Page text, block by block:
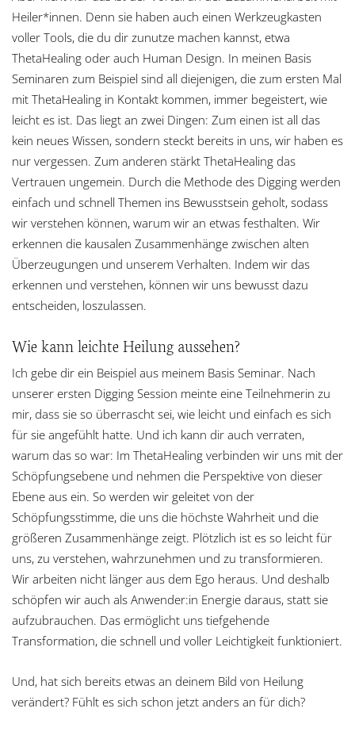
Heiler*innen. Denn sie haben auch einen Werkzeugkasten
voller Tools, die du dir zunutze machen kannst, etwa
ThetaHealing oder auch Human Design. In meinen Basis
Seminaren zum Beispiel sind all diejenigen, die zum ersten Mal
mit ThetaHealing in Kontakt kommen, immer begeistert, wie
leicht es ist. Das liegt an zwei Dingen: Zum einen ist all das
kein neues Wissen, sondern steckt bereits in uns, wir haben es
nur vergessen. Zum anderen stärkt ThetaHealing das
Vertrauen ungemein. Durch die Methode des Digging werden
einfach und schnell Themen ins Bewusstsein geholt, sodass
wir verstehen können, warum wir an etwas festhalten. Wir
erkennen die kausalen Zusammenhänge zwischen alten
Überzeugungen und unserem Verhalten. Indem wir das
erkennen und verstehen, können wir uns bewusst dazu
entscheiden, loszulassen.
Wie kann leichte Heilung aussehen?
Ich gebe dir ein Beispiel aus meinem Basis Seminar. Nach
unserer ersten Digging Session meinte eine Teilnehmerin zu
mir, dass sie so überrascht sei, wie leicht und einfach es sich
für sie angefühlt hatte. Und ich kann dir auch verraten,
warum das so war: Im ThetaHealing verbinden wir uns mit der
Schöpfungsebene und nehmen die Perspektive von dieser
Ebene aus ein. So werden wir geleitet von der
Schöpfungsstimme, die uns die höchste Wahrheit und die
größeren Zusammenhänge zeigt. Plötzlich ist es so leicht für
uns, zu verstehen, wahrzunehmen und zu transformieren.
Wir arbeiten nicht länger aus dem Ego heraus. Und deshalb
schöpfen wir auch als Anwender:in Energie daraus, statt sie
aufzubrauchen. Das ermöglicht uns tiefgehende
Transformation, die schnell und voller Leichtigkeit funktioniert.
Und, hat sich bereits etwas an deinem Bild von Heilung
verändert? Fühlt es sich schon jetzt anders an für dich?